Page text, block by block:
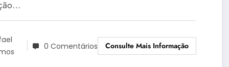
0 Comentários Consulte Mais Informação